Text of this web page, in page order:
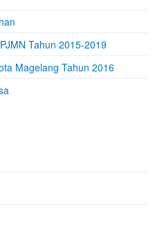
Tahun 2015-2019
Magelang Tahun 2016